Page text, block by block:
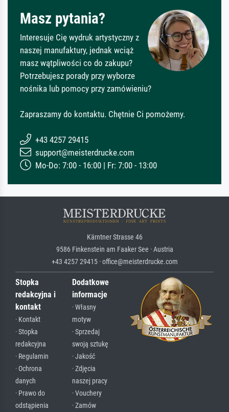
Masz pytania?
Interesuje Cię wydruk artystyczny z
naszej manufaktury, jednak wciąż
masz wątpliwości co do zakupu?
Potrzebujesz porady przy wyborze
nośnika lub pomocy przy zamówieniu?
Zapraszamy do kontaktu. Chętnie Ci pomożemy.
+43 4257 29415
support@meisterdrucke.com
Mo-Do: 7:00 - 16:00 | Fr: 7:00 - 13:00
Kärntner Strasse 46
9586 Finkenstein am Faaker See · Austria
+43 4257 29415 · office@meisterdrucke.com
Stopka
redakcyjna i
kontakt
· Kontakt
· Stopka
redakcyjna
· Regulamin
· Ochrona
danych
· Prawo do
odstąpienia
Dodatkowe
informacje
· Własny
motyw
· Sprzedaj
swoją sztukę
· Jakość
· Zdjęcia
naszej pracy
· Vouchery
· Zamów